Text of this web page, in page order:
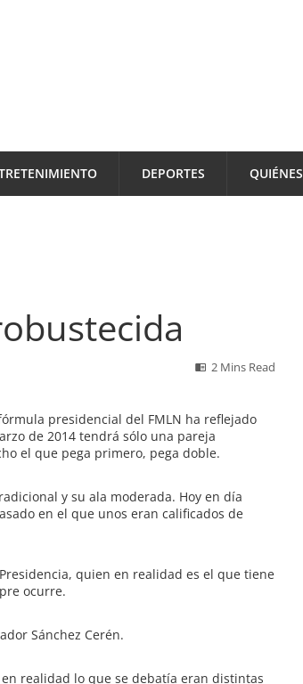
DEPORTES
2 Mins Read
presidencial del FMLN ha reflejado
de 2014 tendrá sólo una pareja
el que pega primero, pega doble.
y su ala moderada. Hoy en día
en el que unos eran calificados de
quien en realidad es el que tiene
ocurre.
Sánchez Cerén.
realidad lo que se debatía eran distintas